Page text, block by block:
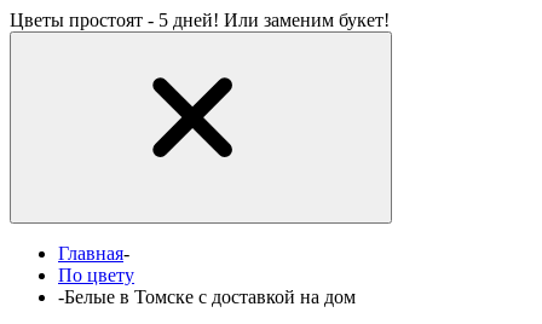
Цветы простоят - 5 дней! Или заменим букет!
Главная-
По цвету
-Белые в Томске с доставкой на дом